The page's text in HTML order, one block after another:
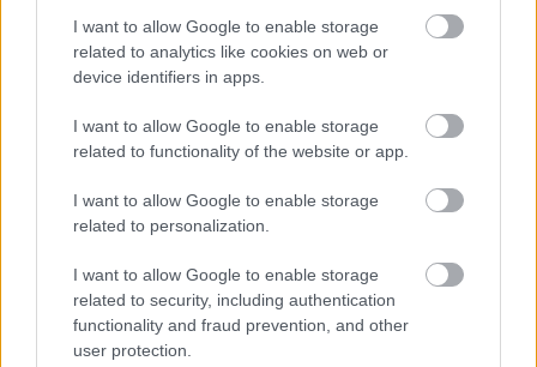
I want to allow Google to enable storage
related to analytics like cookies on web or
device identifiers in apps.
I want to allow Google to enable storage
related to functionality of the website or app.
I want to allow Google to enable storage
related to personalization.
I want to allow Google to enable storage
related to security, including authentication
functionality and fraud prevention, and other
user protection.